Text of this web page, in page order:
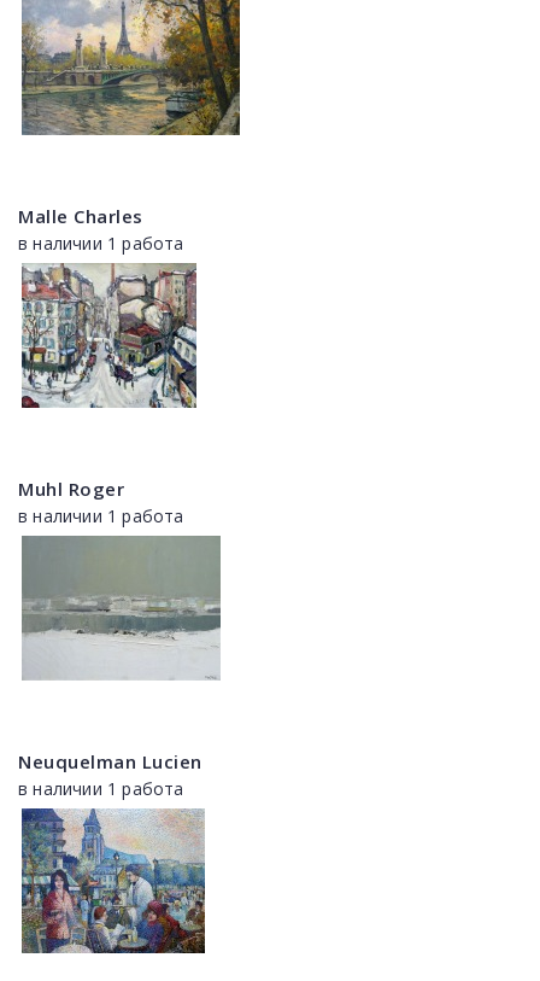
Malle Charles
в наличии 1 работа
Muhl Roger
в наличии 1 работа
Neuquelman Lucien
в наличии 1 работа